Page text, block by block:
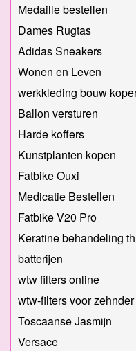
Medaille bestellen
Dames Rugtas
Adidas Sneakers
Wonen en Leven
werkkleding bouw
Ballon versturen
Harde koffers
Kunstplanten kopen
Fatbike Ouxi
Medicatie Bestellen
Fatbike V20 Pro
Keratine behandeling
batterijen
wtw filters online
wtw-filters voor
Toscaanse Jasmijn
Versace